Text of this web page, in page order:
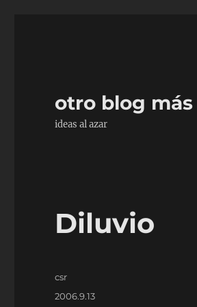
otro blog más
ideas al azar
Diluvio
Autor
csr
Publicado
2006.9.13